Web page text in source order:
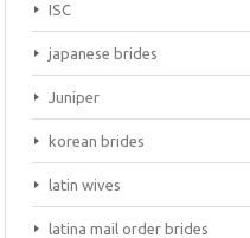
ISC
japanese brides
Juniper
korean brides
latin wives
latina mail order brides